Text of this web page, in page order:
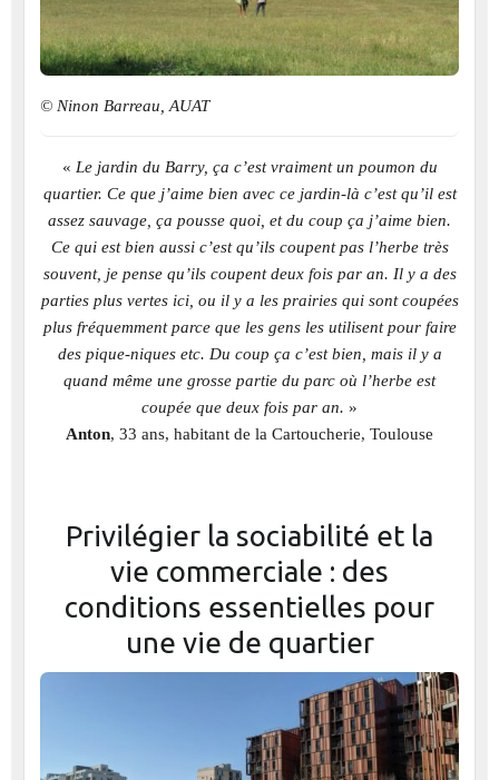
© Ninon Barreau, AUAT
« Le jardin du Barry, ça c’est vraiment un poumon du
quartier. Ce que j’aime bien avec ce jardin-là c’est qu’il est
assez sauvage, ça pousse quoi, et du coup ça j’aime bien.
Ce qui est bien aussi c’est qu’ils coupent pas l’herbe très
souvent, je pense qu’ils coupent deux fois par an. Il y a des
parties plus vertes ici, ou il y a les prairies qui sont coupées
plus fréquemment parce que les gens les utilisent pour faire
des pique-niques etc. Du coup ça c’est bien, mais il y a
quand même une grosse partie du parc où l’herbe est
coupée que deux fois par an. »
Anton, 33 ans, habitant de la Cartoucherie, Toulouse
Privilégier la sociabilité et la
vie commerciale : des
conditions essentielles pour
une vie de quartier